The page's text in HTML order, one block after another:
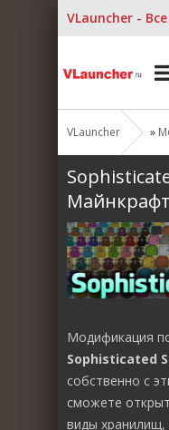
VLauncher -
VLauncher »
Майнкрафт
Модификация
Sophisticated
собственно с
сможете
виды